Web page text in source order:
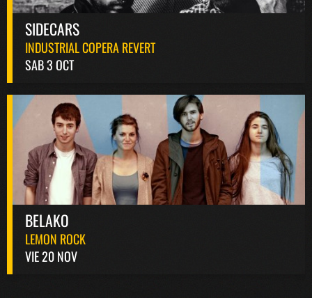
SIDECARS
INDUSTRIAL COPERA REVERT
SAB 3 OCT
BELAKO
LEMON ROCK
VIE 20 NOV